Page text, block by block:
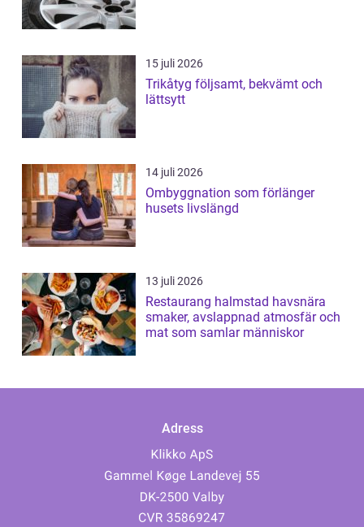
15 juli 2026
Trikåtyg följsamt, bekvämt och
lättsytt
14 juli 2026
Ombyggnation som förlänger
husets livslängd
13 juli 2026
Restaurang halmstad havsnära
smaker, avslappnad atmosfär och
mat som samlar människor
Adress